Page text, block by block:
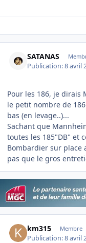
SATANAS
Publication:8 avril
Pour les 186, je dirais
le petit nombre de
bas (en levage..)...
Sachant que
toutes les 185"DB" et
Bombardier sur place
pas que le gros
km315 Membre
Publication:8 avril